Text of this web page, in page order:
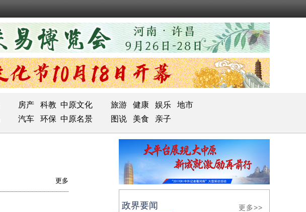
房产 科教 中原文化 旅游 健康 娱乐
地市
汽车 环保 中原名景 图说 美食 亲子
更多
政界要闻 更多>>